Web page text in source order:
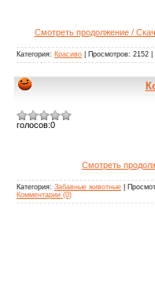
Смотреть продолжение /
Категория: Красиво | Просмотров: 2152
голосов:0
Смотреть
Категория: Забавные животные |
Комментарии (0)